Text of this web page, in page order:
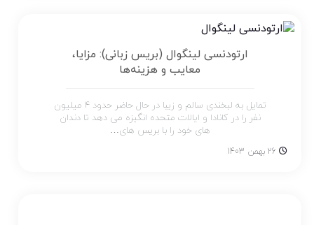
ارتودنسی لینگوال (بریس زبانی): مزایا،
معایب و هزینه‌ها
تمایل به لبخندی سالم و زیبا در حال حاضر حدود 4 میلیون
نفر را در کانادا و ایالات متحده انگیزه می دهد تا دندان
های خود را با بریس های…
26 بهمن 1403